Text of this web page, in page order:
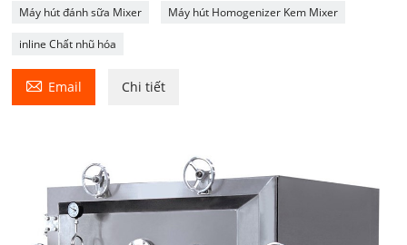
Máy hút đánh sữa Mixer Máy hút Homogenizer Kem Mixer
inline Chất nhũ hóa
 Email Chi tiết